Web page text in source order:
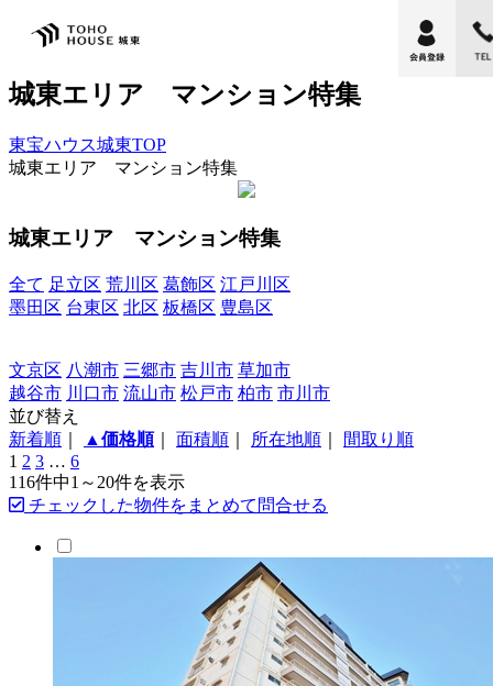
城東エリア マンション特集
東宝ハウス城東TOP
城東エリア マンション特集
城東エリア マンション特集
全て 足立区 荒川区 葛飾区 江戸川区
墨田区 台東区 北区 板橋区 豊島区
文京区 八潮市 三郷市 吉川市 草加市
越谷市 川口市 流山市 松戸市 柏市 市川市
並び替え
新着順
▲価格順｜ 面積順 所在地順
間取り順
1 2 3 … 6
116件中1～20件を表示
チェックした物件をまとめて問合せる